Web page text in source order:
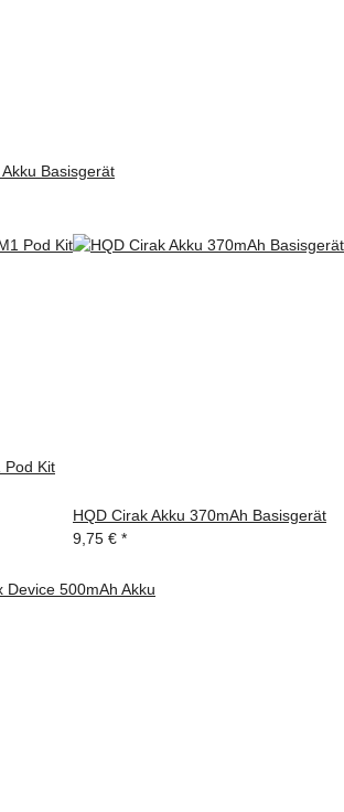
Basisgerät
Pod Kit
HQD Cirak Akku 370mAh Basisgerät
9,75 € *